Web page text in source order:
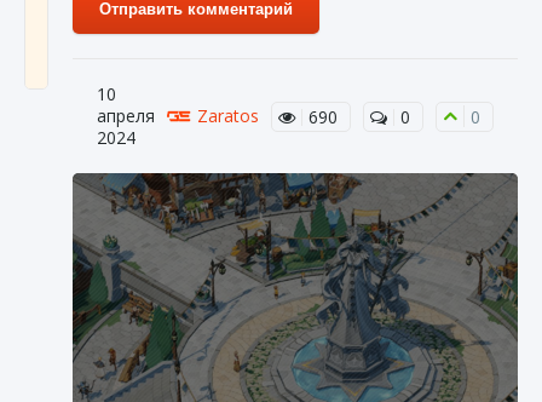
Как разблокировать чертеж счастливого
оружия в MW3 и Warzone
Все новые функции Ultimate Team в EA FC
9 августа 2024 1 297 0 0
Отправить комментарий
10
апреля
2024
Zaratos 690 0 0